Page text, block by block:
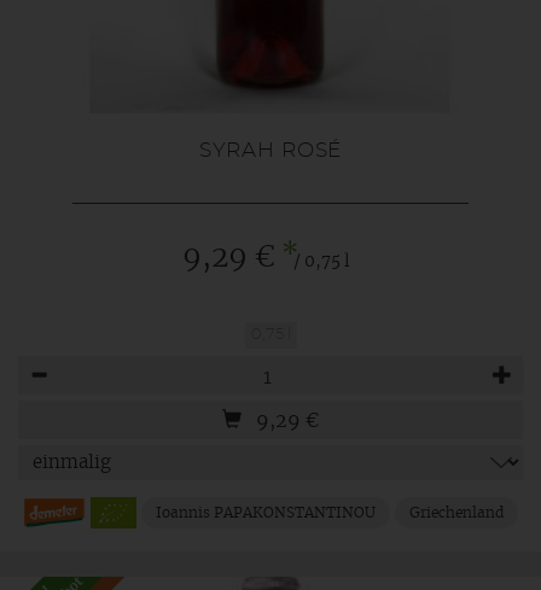
SYRAH ROSÉ
9,29 € */ 0,75 l
9,29 €
Ioannis PAPAKONSTANTINOU Griechenland